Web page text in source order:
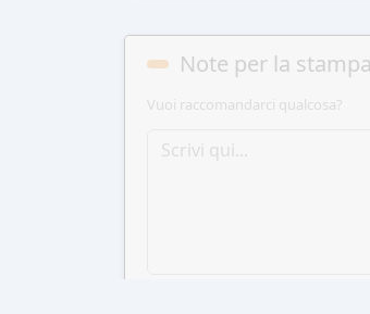
Note per la
Vuoi raccomandarci qualcosa?